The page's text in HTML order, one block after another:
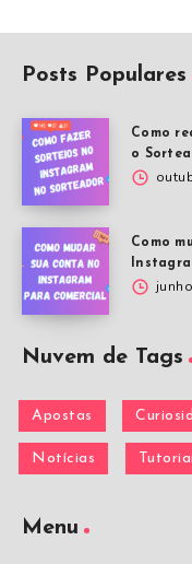
Posts Populares
Como
o
Como
Nuvem de Tags
Apostas
Notícias
Menu